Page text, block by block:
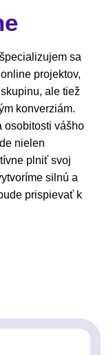
sa
projektov,
ale tiež
konverziám.
osobitosti vášho
nielen
plniť svoj
silnú a
prispievať k